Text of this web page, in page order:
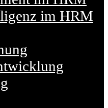
im HRM